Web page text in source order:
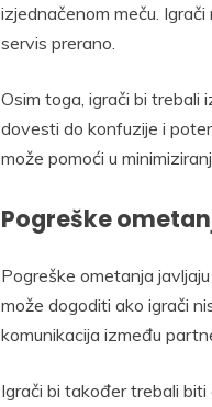
izjednačenom meču.
servis prerano.
Osim toga, igrači bi trebali
dovesti do konfuzije i
može pomoći u
Pogreške
Pogreške ometanja
može dogoditi ako igrači
komunikacija između
Igrači bi također trebali